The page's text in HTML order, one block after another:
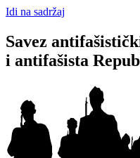
Idi na sadržaj
Savez
i antifašista